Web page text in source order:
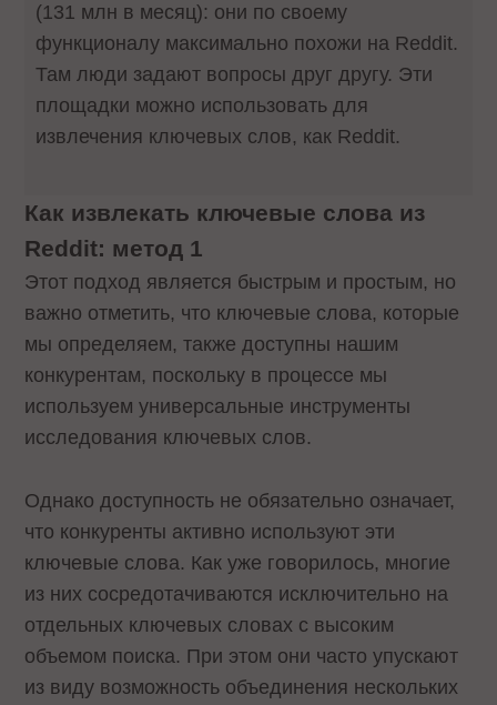
(131 млн в месяц): они по своему
функционалу максимально похожи на Reddit.
Там люди задают вопросы друг другу. Эти
площадки можно использовать для
извлечения ключевых слов, как Reddit.
Как извлекать ключевые слова из
Reddit: метод 1
Этот подход является быстрым и простым, но
важно отметить, что ключевые слова, которые
мы определяем, также доступны нашим
конкурентам, поскольку в процессе мы
используем универсальные инструменты
исследования ключевых слов.
Однако доступность не обязательно означает,
что конкуренты активно используют эти
ключевые слова. Как уже говорилось, многие
из них сосредотачиваются исключительно на
отдельных ключевых словах с высоким
объемом поиска. При этом они часто упускают
из виду возможность объединения нескольких